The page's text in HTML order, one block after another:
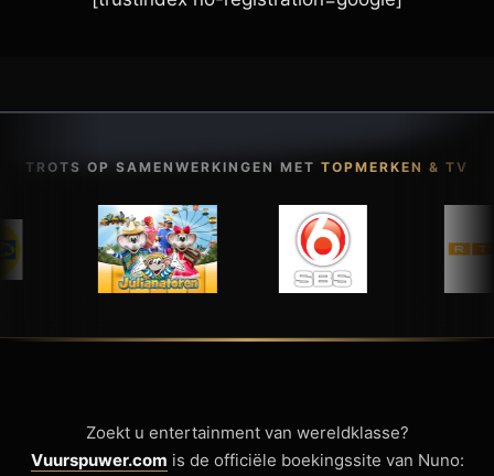
TROTS OP SAMENWERKINGEN MET TOPMERKEN & TV
Zoekt u entertainment van wereldklasse?
Vuurspuwer.com is de officiële boekingssite van Nuno: